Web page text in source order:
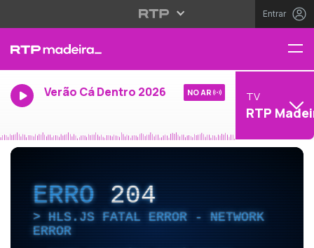
Entrar
Verão Cá Dentro 2026 NO AR TV
RTP
ERRO204
HLS.JS FATAL ERROR - NETWORK
ERROR